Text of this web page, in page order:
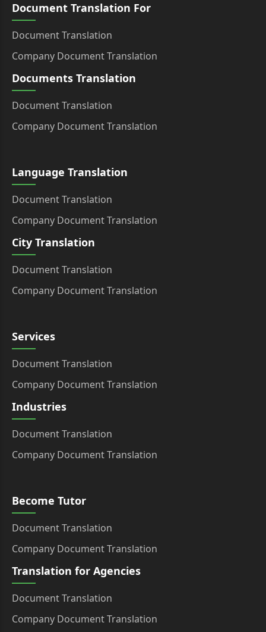
Document Translation For
Document Translation
Company Document Translation
Documents Translation
Document Translation
Company Document Translation
Language Translation
Document Translation
Company Document Translation
City Translation
Document Translation
Company Document Translation
Services
Document Translation
Company Document Translation
Industries
Document Translation
Company Document Translation
Become Tutor
Document Translation
Company Document Translation
Translation for Agencies
Document Translation
Company Document Translation